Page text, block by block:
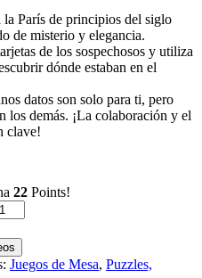
la París de principios del siglo
de misterio y elegancia.
de los sospechosos y utiliza
dónde estaban en el
datos son solo para ti, pero
los demás. ¡La colaboración y el
clave!
22 Points!
Juegos de Mesa, Puzzles,